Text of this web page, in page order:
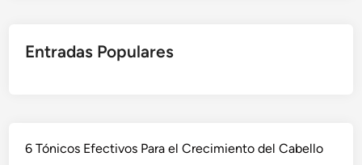
Entradas Populares
6 Tónicos Efectivos Para el Crecimiento del Cabello